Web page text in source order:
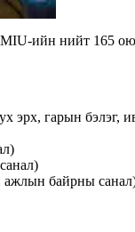
ийн нийт 165
гарын бэлэг,
байрны